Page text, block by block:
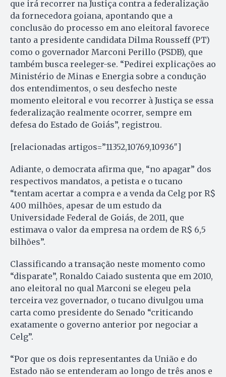
que irá recorrer na Justiça contra a federalização
da fornecedora goiana, apontando que a
conclusão do processo em ano eleitoral favorece
tanto a presidente candidata Dilma Rousseff (PT)
como o governador Marconi Perillo (PSDB), que
também busca reeleger-se. “Pedirei explicações ao
Ministério de Minas e Energia sobre a condução
dos entendimentos, o seu desfecho neste
momento eleitoral e vou recorrer à Justiça se essa
federalização realmente ocorrer, sempre em
defesa do Estado de Goiás”, registrou.
[relacionadas artigos=”11352,10769,10936″]
Adiante, o democrata afirma que, “no apagar” dos
respectivos mandatos, a petista e o tucano
“tentam acertar a compra e a venda da Celg por R$
400 milhões, apesar de um estudo da
Universidade Federal de Goiás, de 2011, que
estimava o valor da empresa na ordem de R$ 6,5
bilhões”.
Classificando a transação neste momento como
“disparate”, Ronaldo Caiado sustenta que em 2010,
ano eleitoral no qual Marconi se elegeu pela
terceira vez governador, o tucano divulgou uma
carta como presidente do Senado “criticando
exatamente o governo anterior por negociar a
Celg”.
“Por que os dois representantes da União e do
Estado não se entenderam ao longo de três anos e